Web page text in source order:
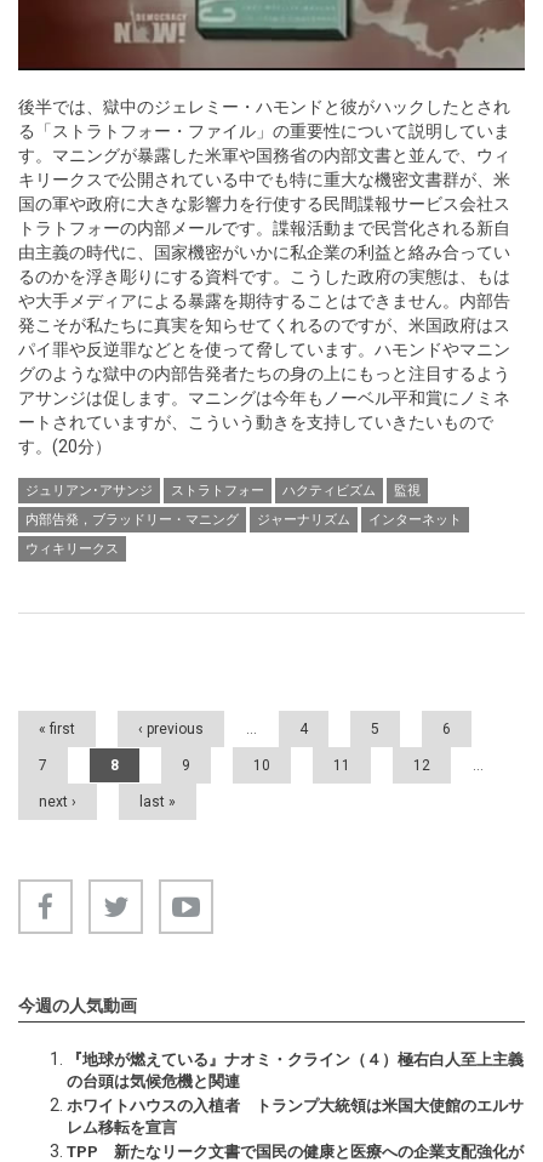
後半では、獄中のジェレミー・ハモンドと彼がハックしたとされ
る「ストラトフォー・ファイル」の重要性について説明していま
す。マニングが暴露した米軍や国務省の内部文書と並んで、ウィ
キリークスで公開されている中でも特に重大な機密文書群が、米
国の軍や政府に大きな影響力を行使する民間諜報サービス会社ス
トラトフォーの内部メールです。諜報活動まで民営化される新自
由主義の時代に、国家機密がいかに私企業の利益と絡み合ってい
るのかを浮き彫りにする資料です。こうした政府の実態は、もは
や大手メディアによる暴露を期待することはできません。内部告
発こそが私たちに真実を知らせてくれるのですが、米国政府はス
パイ罪や反逆罪などとを使って脅しています。ハモンドやマニン
グのような獄中の内部告発者たちの身の上にもっと注目するよう
アサンジは促します。マニングは今年もノーベル平和賞にノミネ
ートされていますが、こういう動きを支持していきたいもので
す。(20分）
ジュリアン･アサンジ ストラトフォー ハクティビズム
監視
内部告発，ブラッドリー・マニング
ジャーナリズム
インターネット
ウィキリークス
Pages
« first ‹ previous … 4 5 6
7 8 9 10 11 12 …
next › last »
今週の人気動画
『地球が燃えている』ナオミ・クライン（４）極右白人至上主義
の台頭は気候危機と関連
ホワイトハウスの入植者 トランプ大統領は米国大使館のエルサ
レム移転を宣言
TPP 新たなリーク文書で国民の健康と医療への企業支配強化が